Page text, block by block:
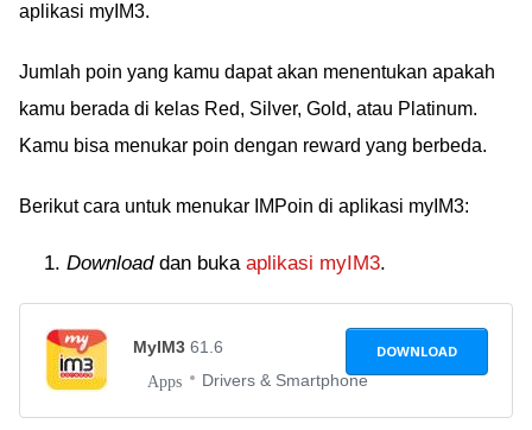
aplikasi myIM3.
Jumlah poin yang kamu dapat akan menentukan apakah
kamu berada di kelas Red, Silver, Gold, atau Platinum.
Kamu bisa menukar poin dengan reward yang berbeda.
Berikut cara untuk menukar IMPoin di aplikasi myIM3:
Downloaddan buka aplikasi myIM3.
MyIM3 61.6
Apps Drivers & Smartphone
DOWNLOAD